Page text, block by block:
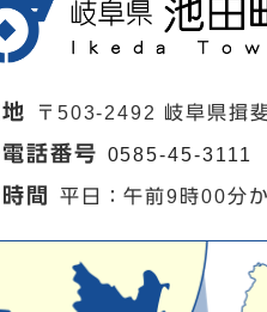
〒503-2492 岐阜県揖
話番号 0585-45-3111
間 平日：午前9時00分